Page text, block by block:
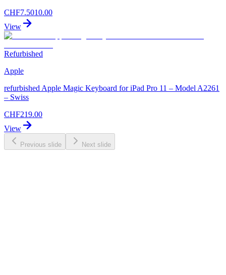
CHF7.5010.00
View
Refurbished
Apple
refurbished Apple Magic Keyboard for iPad Pro 11 – Model A2261
– Swiss
CHF219.00
View
Previous slide Next slide